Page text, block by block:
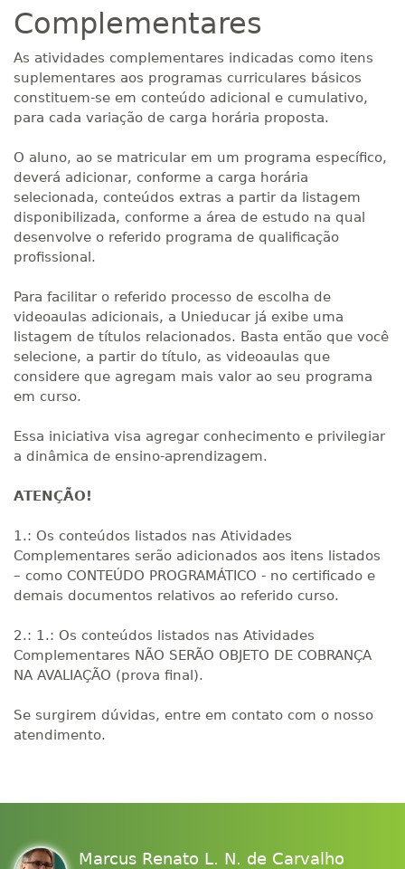
Complementares
As atividades complementares indicadas como itens
suplementares aos programas curriculares básicos
constituem-se em conteúdo adicional e cumulativo,
para cada variação de carga horária proposta.
O aluno, ao se matricular em um programa específico,
deverá adicionar, conforme a carga horária
selecionada, conteúdos extras a partir da listagem
disponibilizada, conforme a área de estudo na qual
desenvolve o referido programa de qualificação
profissional.
Para facilitar o referido processo de escolha de
videoaulas adicionais, a Unieducar já exibe uma
listagem de títulos relacionados. Basta então que você
selecione, a partir do título, as videoaulas que
considere que agregam mais valor ao seu programa
em curso.
Essa iniciativa visa agregar conhecimento e privilegiar
a dinâmica de ensino-aprendizagem.
ATENÇÃO!
1.: Os conteúdos listados nas Atividades
Complementares serão adicionados aos itens listados
– como CONTEÚDO PROGRAMÁTICO - no certificado e
demais documentos relativos ao referido curso.
2.: 1.: Os conteúdos listados nas Atividades
Complementares NÃO SERÃO OBJETO DE COBRANÇA
NA AVALIAÇÃO (prova final).
Se surgirem dúvidas, entre em contato com o nosso
atendimento.
Marcus Renato L. N. de Carvalho